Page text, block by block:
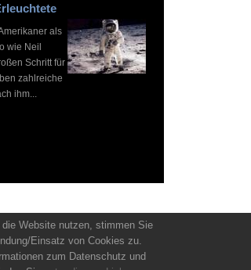
als
wie Neil
Schritt für
zahlreiche
ihm...
Website nutzen, stimmen Sie
Einsatz von Cookies zu.
zum Datenschutz und